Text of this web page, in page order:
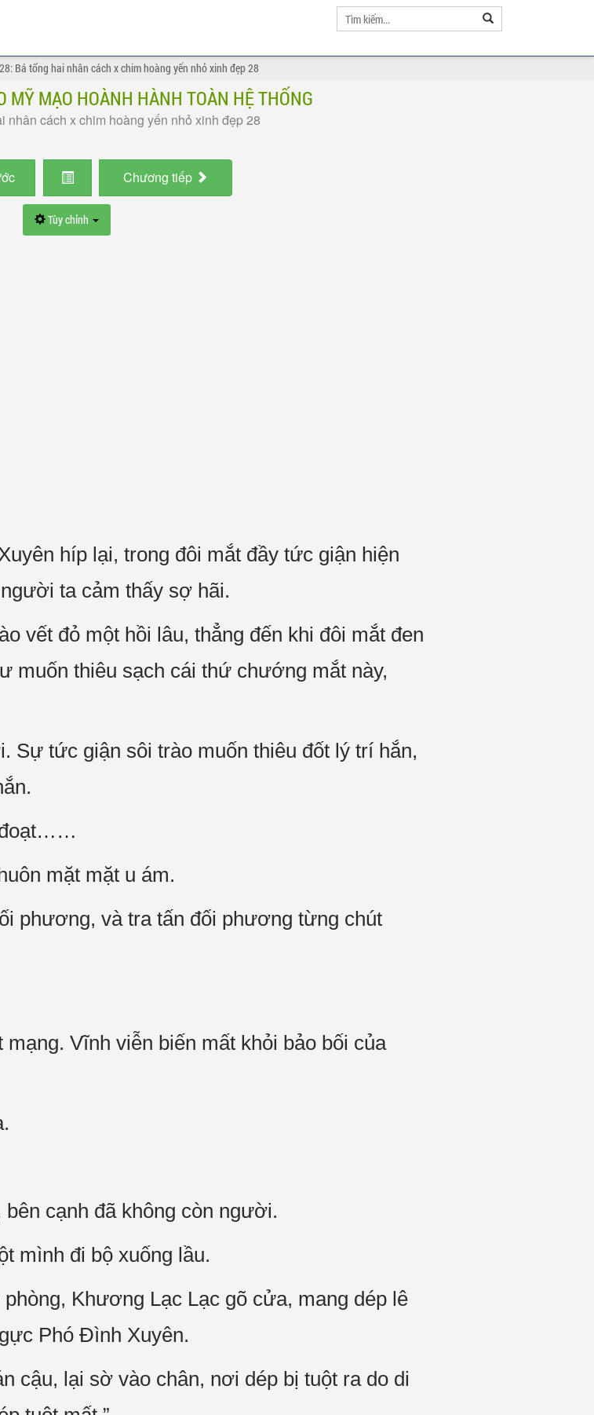
Bá tổng hai nhân cách x chim hoàng yến nhỏ xinh đẹp 28
MỸ MẠO HOÀNH HÀNH TOÀN HỆ THỐNG
nhân cách x chim hoàng yến nhỏ xinh đẹp 28
Chương tiếp
Tùy chỉnh
híp lại, trong đôi mắt đầy tức giận hiện
ta cảm thấy sợ hãi.
vết đỏ một hồi lâu, thẳng đến khi đôi mắt đen
muốn thiêu sạch cái thứ chướng mắt này,
Sự tức giận sôi trào muốn thiêu đốt lý trí hắn,
đoạt……
mặt mặt u ám.
phương, và tra tấn đối phương từng chút
Vĩnh viễn biến mất khỏi bảo bối của
cạnh đã không còn người.
mình đi bộ xuống lầu.
Khương Lạc Lạc gõ cửa, mang dép lê
Phó Đình Xuyên.
cậu, lại sờ vào chân, nơi dép bị tuột ra do di